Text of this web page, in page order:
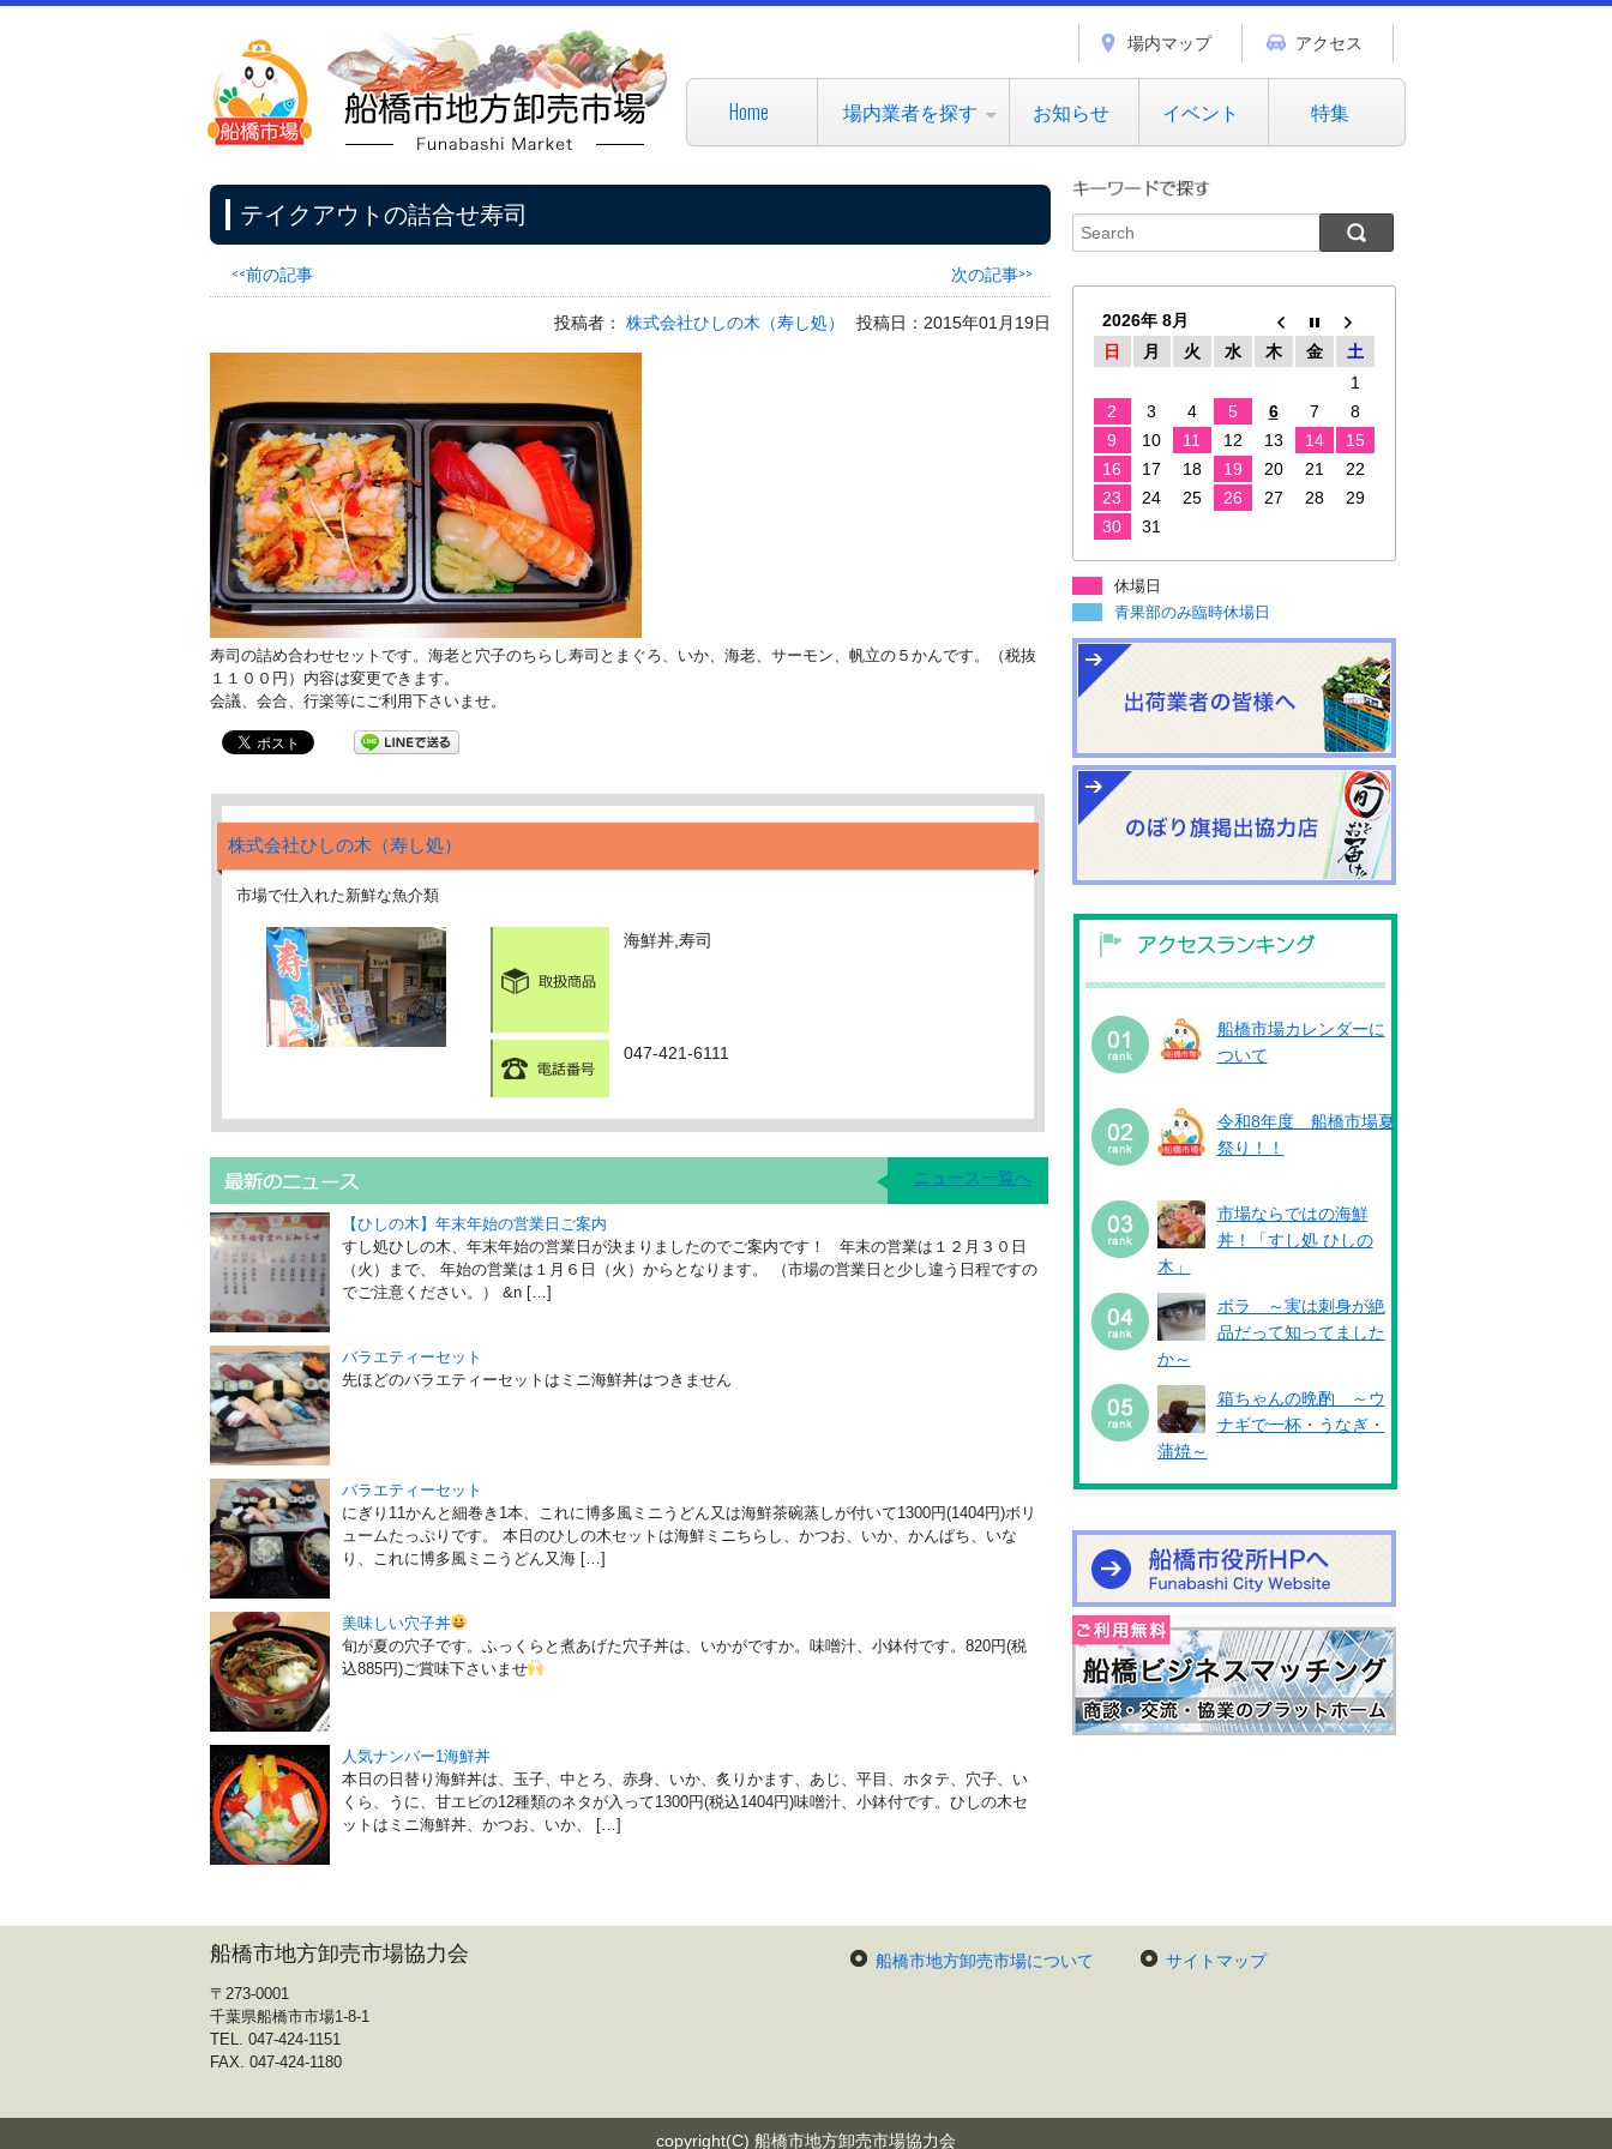
場内マップ アクセス
Home 場内業者を探す お知らせ イベント 特集
テイクアウトの詰合せ寿司
<<前の記事 次の記事>>
投稿者： 株式会社ひしの木（寿し処） 投稿日：2015年01月19日
寿司の詰め合わせセットです。海老と穴子のちらし寿司とまぐろ、いか、海老、サーモン、帆立の５かんです。（税抜
１１００円）内容は変更できます。
会議、会合、行楽等にご利用下さいませ。
株式会社ひしの木（寿し処）
市場で仕入れた新鮮な魚介類
海鮮丼,寿司
047-421-6111
ニュース一覧へ
【ひしの木】年末年始の営業日ご案内
すし処ひしの木、年末年始の営業日が決まりましたのでご案内です！ 年末の営業は１２月３０日
（火）まで、 年始の営業は１月６日（火）からとなります。 （市場の営業日と少し違う日程ですの
でご注意ください。） &n […]
バラエティーセット
先ほどのバラエティーセットはミニ海鮮丼はつきません
バラエティーセット
にぎり11かんと細巻き1本、これに博多風ミニうどん又は海鮮茶碗蒸しが付いて1300円(1404円)ボリ
ュームたっぷりです。 本日のひしの木セットは海鮮ミニちらし、かつお、いか、かんぱち、いな
り、これに博多風ミニうどん又海 […]
美味しい穴子丼
旬が夏の穴子です。ふっくらと煮あげた穴子丼は、いかがですか。味噌汁、小鉢付です。820円(税
込885円)ご賞味下さいませ
人気ナンバー1海鮮丼
本日の日替り海鮮丼は、玉子、中とろ、赤身、いか、炙りかます、あじ、平目、ホタテ、穴子、い
くら、うに、甘エビの12種類のネタが入って1300円(税込1404円)味噌汁、小鉢付です。ひしの木セ
ットはミニ海鮮丼、かつお、いか、 […]
2026年 8月
日
月 火 水 木 金
土
1
2
3 4 5 6 7
8
9
10 11 12 13 14
15
16
17 18 19 20 21
22
23
24 25 26 27 28
29
30
31
休場日
青果部のみ臨時休場日
船橋市場カレンダーに
ついて
令和8年度 船橋市場夏
祭り！！
市場ならではの海鮮
丼！「すし処 ひしの
木」
ボラ ～実は刺身が絶
品だって知ってました
か～
箱ちゃんの晩酌 ～ウ
ナギで一杯・うなぎ・
蒲焼～
船橋市地方卸売市場協力会
〒273-0001
千葉県船橋市市場1-8-1
TEL. 047-424-1151
FAX. 047-424-1180
船橋市地方卸売市場について サイトマップ
copyright(C) 船橋市地方卸売市場協力会